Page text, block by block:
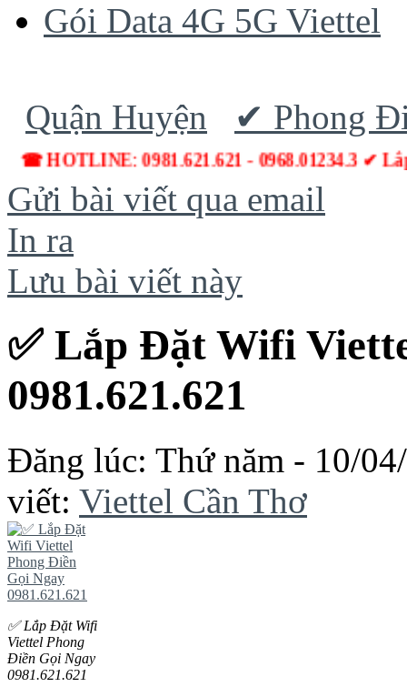
Gói Data 4G 5G Viettel
Quận Huyện ✔ Phong
☎ HOTLINE: 0981.621.621 - 0968.01234.3
Gửi bài viết qua email
In ra
Lưu bài viết này
✅ Lắp Đặt Wifi
0981.621.621
Đăng lúc: Thứ năm - 10/
viết: Viettel Cần Thơ
✅ Lắp Đặt Wifi
Viettel Phong
Điền Gọi Ngay
0981.621.621